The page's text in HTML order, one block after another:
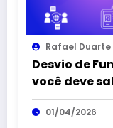
Rafael Duarte
Desvio de
você deve
01/04/2026